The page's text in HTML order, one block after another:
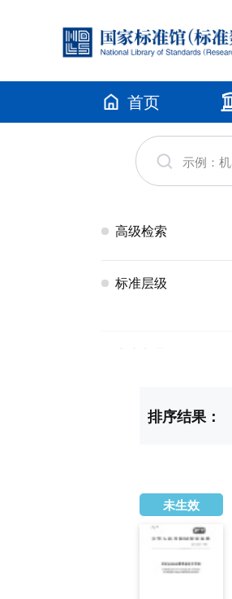
首页
高级检索
标准层级
发布年代
CCS
排序结果：
未生效